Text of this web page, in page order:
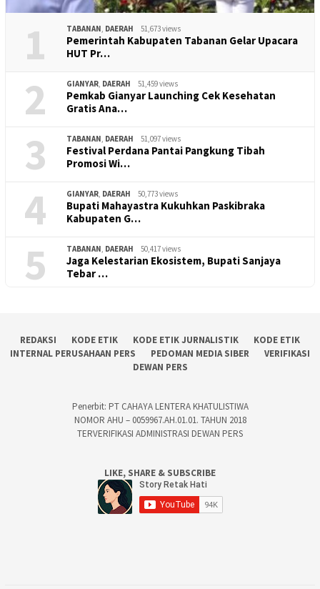
1 TABANAN DAERAH 51,673 views
Pemerintah Kabupaten Tabanan Gelar Upacara
HUT Pr…
2 GIANYAR DAERAH 51,459 views
Pemkab Gianyar Launching Cek Kesehatan
Gratis Ana…
3 TABANAN DAERAH 51,097 views
Festival Perdana Pantai Pangkung Tibah
Promosi Wi…
4 GIANYAR DAERAH 50,773 views
Bupati Mahayastra Kukuhkan Paskibraka
Kabupaten G…
5 TABANAN DAERAH 50,417 views
Jaga Kelestarian Ekosistem, Bupati Sanjaya
Tebar …
REDAKSI KODE ETIK KODE ETIK JURNALISTIK
KODE ETIK
INTERNAL PERUSAHAAN PERS
PEDOMAN MEDIA SIBER
VERIFIKASI
DEWAN PERS
Penerbit: PT CAHAYA LENTERA KHATULISTIWA
NOMOR AHU – 0059967.AH.01.01. TAHUN 2018
TERVERIFIKASI ADMINISTRASI DEWAN PERS
LIKE, SHARE & SUBSCRIBE